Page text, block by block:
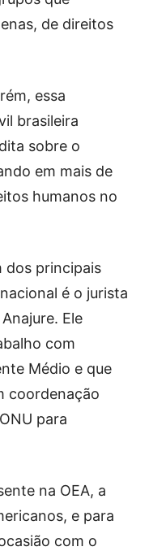
de direitos
essa
brasileira
sobre o
em mais de
humanos no
dos principais
é o jurista
Ele
com
Médio e que
coordenação
para
na OEA, a
e para
com o